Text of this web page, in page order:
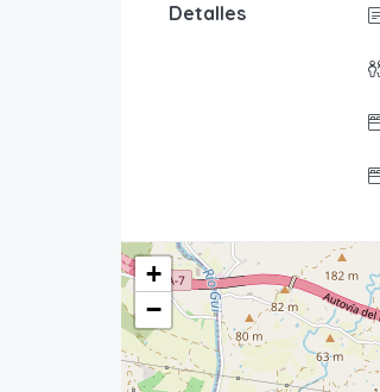
Detalles
+
−